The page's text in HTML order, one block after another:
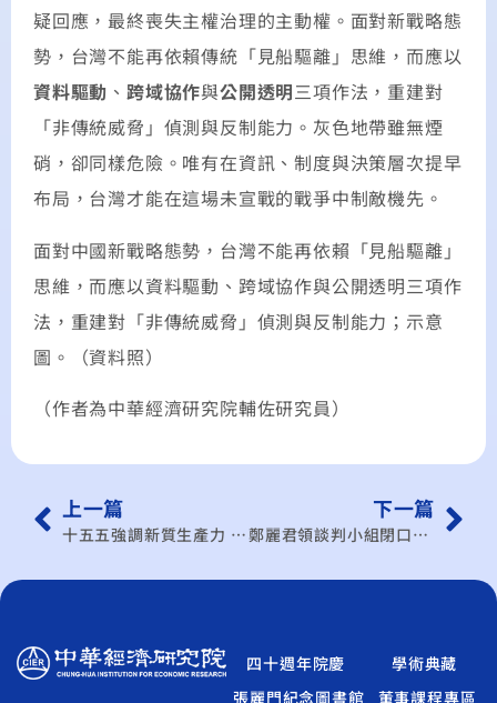
疑回應，最終喪失主權治理的主動權。面對新戰略態
勢，台灣不能再依賴傳統「見船驅離」思維，而應以
資料驅動 、跨域協作與公開透明三項作法，重建對
「非傳統威脅」偵測與反制能力。灰色地帶雖無煙
硝，卻同樣危險。唯有在資訊、制度與決策層次提早
布局，台灣才能在這場未宣戰的戰爭中制敵機先。
面對中國新戰略態勢，台灣不能再依賴「見船驅離」
思維，而應以資料驅動、跨域協作與公開透明三項作
法，重建對「非傳統威脅」偵測與反制能力；示意
圖。（資料照）
（作者為中華經濟研究院輔佐研究員）
上一篇
十五五強調新質生產力 學者：若未帶動需求高科技恐內捲
下一篇
鄭麗君領談判小組閉口挨批「黑箱、無相關背景」…李淳直言因「保密條款」有口難開：領導、政治判斷不需真的來自財經領域… 待結果出爐再評價也不遲
四十週年院慶
學術典藏
張麗門紀念圖書館
董事課程專區